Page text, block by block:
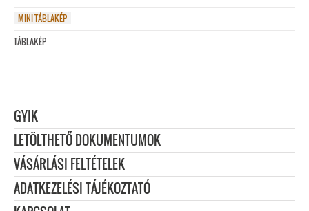
MINI TÁBLAKÉP
TÁBLAKÉP
GYIK
LETÖLTHETŐ DOKUMENTUMOK
VÁSÁRLÁSI FELTÉTELEK
ADATKEZELÉSI TÁJÉKOZTATÓ